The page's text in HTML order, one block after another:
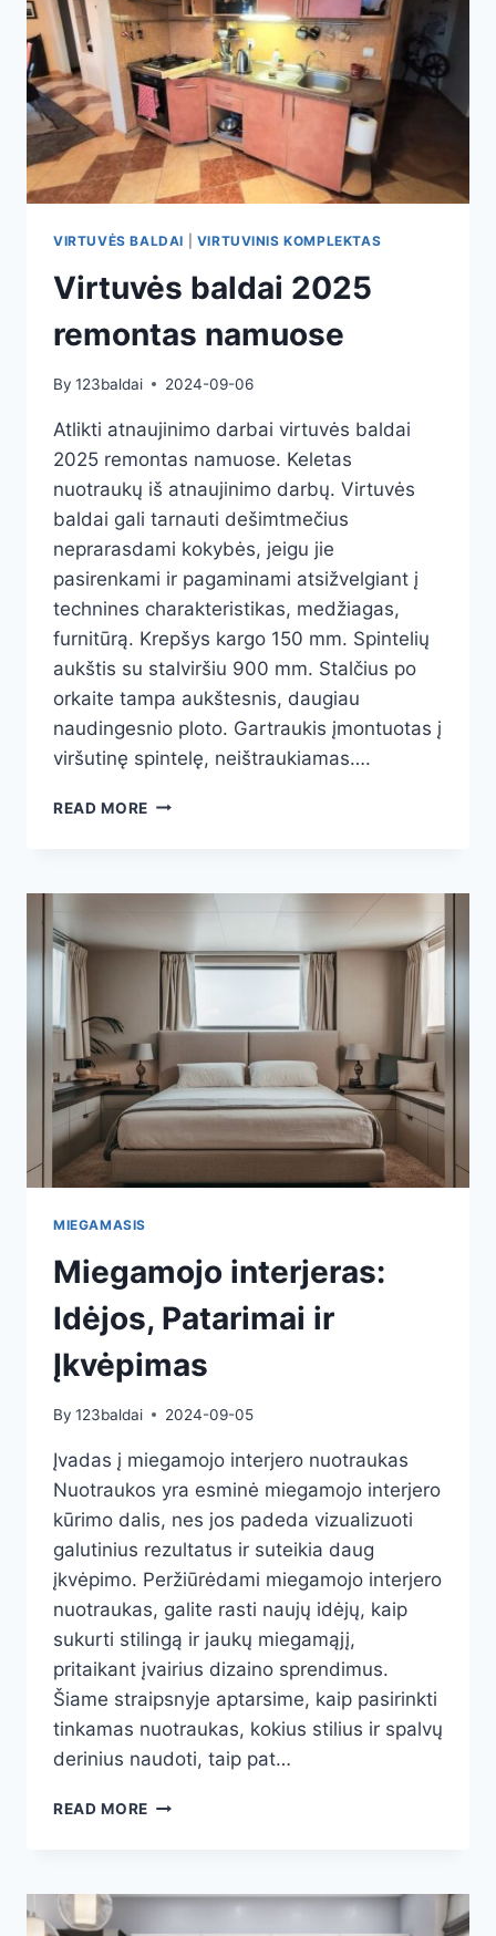
VIRTUVĖS BALDAI VIRTUVINIS KOMPLEKTAS
Virtuvės baldai 2025
remontas namuose
By 123baldai 2024-09-06
Atlikti atnaujinimo darbai virtuvės baldai
2025 remontas namuose. Keletas
nuotraukų iš atnaujinimo darbų. Virtuvės
baldai gali tarnauti dešimtmečius
neprarasdami kokybės, jeigu jie
pasirenkami ir pagaminami atsižvelgiant į
technines charakteristikas, medžiagas,
furnitūrą. Krepšys kargo 150 mm. Spintelių
aukštis su stalviršiu 900 mm. Stalčius po
orkaite tampa aukštesnis, daugiau
naudingesnio ploto. Gartraukis įmontuotas į
viršutinę spintelę, neištraukiamas….
READ MORE VIRTUVĖS
NAMUOSE
MIEGAMASIS
Miegamojo interjeras:
Idėjos, Patarimai ir
Įkvėpimas
By 123baldai 2024-09-05
Įvadas į miegamojo interjero nuotraukas
Nuotraukos yra esminė miegamojo interjero
kūrimo dalis, nes jos padeda vizualizuoti
galutinius rezultatus ir suteikia daug
įkvėpimo. Peržiūrėdami miegamojo interjero
nuotraukas, galite rasti naujų idėjų, kaip
sukurti stilingą ir jaukų miegamąjį,
pritaikant įvairius dizaino sprendimus.
Šiame straipsnyje aptarsime, kaip pasirinkti
tinkamas nuotraukas, kokius stilius ir spalvų
derinius naudoti, taip pat…
READ MORE MIEGAMOJO
IR